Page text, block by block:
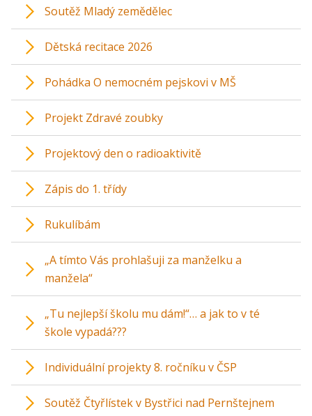
Soutěž Mladý zemědělec
Dětská recitace 2026
Pohádka O nemocném pejskovi v MŠ
Projekt Zdravé zoubky
Projektový den o radioaktivitě
Zápis do 1. třídy
Rukulíbám
„A tímto Vás prohlašuji za manželku a
manžela“
„Tu nejlepší školu mu dám!“… a jak to v té
škole vypadá???
Individuální projekty 8. ročníku v ČSP
Soutěž Čtyřlístek v Bystřici nad Pernštejnem